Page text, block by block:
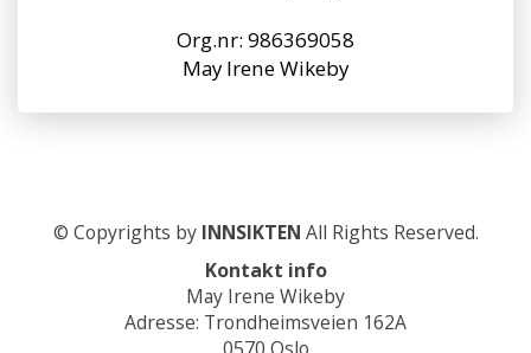
Org.nr: 986369058
May Irene Wikeby
© Copyrights by INNSIKTEN All Rights Reserved.
Kontakt info
May Irene Wikeby
Adresse: Trondheimsveien 162A